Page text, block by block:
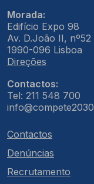
Morada:
Edifício Expo 98
Av. D.João II, nº52
1990-096 Lisboa
Direções
Contactos:
Tel: 211 548 700
Contactos
Denúncias
Recrutamento